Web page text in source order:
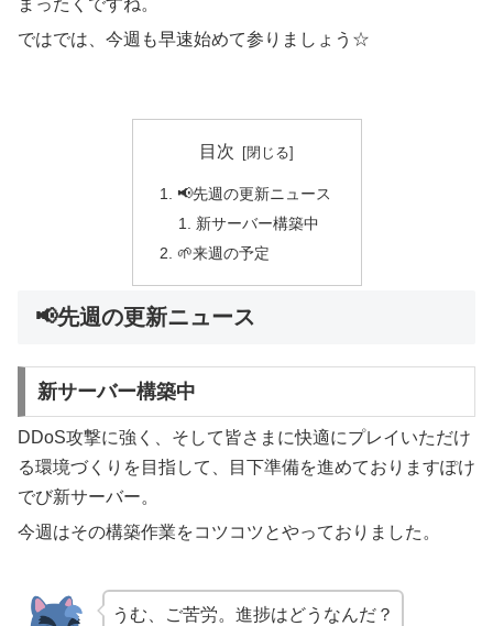
まったくですね。
ではでは、今週も早速始めて参りましょう☆
目次
📢先週の更新ニュース
新サーバー構築中
🌱来週の予定
📢先週の更新ニュース
新サーバー構築中
DDoS攻撃に強く、そして皆さまに快適にプレイいただけ
る環境づくりを目指して、目下準備を進めておりますぽけ
でび新サーバー。
今週はその構築作業をコツコツとやっておりました。
うむ、ご苦労。進捗はどうなんだ？